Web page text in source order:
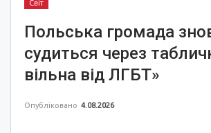
Світ
Польська громада
судиться через
вільна від ЛГБТ»
Опубліковано 4.08.2026